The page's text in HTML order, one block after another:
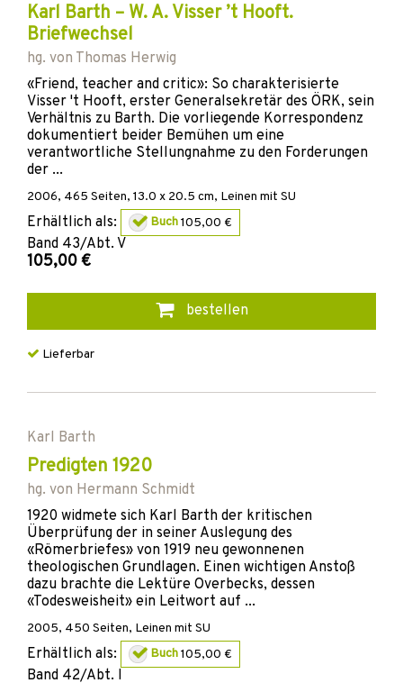
Karl Barth – W. A. Visser ’t Hooft.
Briefwechsel
hg. von Thomas Herwig
«Friend, teacher and critic»: So charakterisierte
Visser 't Hooft, erster Generalsekretär des ÖRK, sein
Verhältnis zu Barth. Die vorliegende Korrespondenz
dokumentiert beider Bemühen um eine
verantwortliche Stellungnahme zu den Forderungen
der ...
2006, 465 Seiten, 13.0 x 20.5 cm, Leinen mit SU
Erhältlich als: Buch105,00 €
Band 43/Abt. V
105,00 €
bestellen
Lieferbar
Karl Barth
Predigten 1920
hg. von Hermann Schmidt
1920 widmete sich Karl Barth der kritischen
Überprüfung der in seiner Auslegung des
«Römerbriefes» von 1919 neu gewonnenen
theologischen Grundlagen. Einen wichtigen Anstoß
dazu brachte die Lektüre Overbecks, dessen
«Todesweisheit» ein Leitwort auf ...
2005, 450 Seiten, Leinen mit SU
Erhältlich als: Buch105,00 €
Band 42/Abt. I